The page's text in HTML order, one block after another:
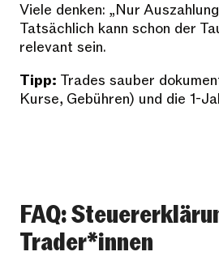
Viele denken: „Nur
Tatsächlich kann schon der
relevant sein.
Tipp: Trades sauber
Kurse, Gebühren) und die 1-
FAQ:
Trader*innen